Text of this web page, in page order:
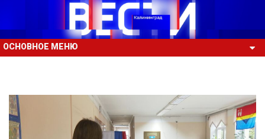
ОСНОВНОЕ МЕНЮ